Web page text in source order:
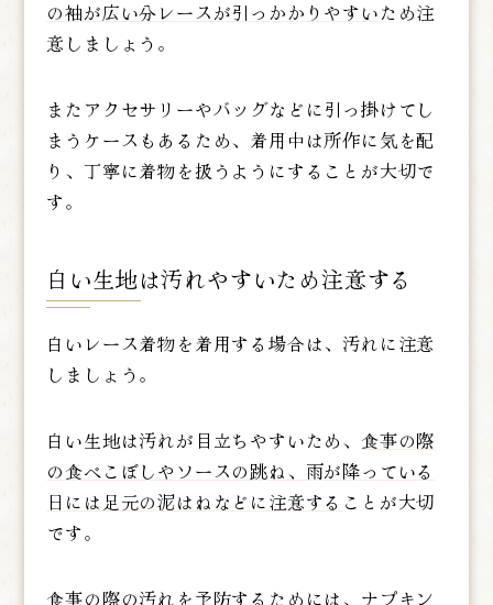
の袖が広い分レースが引っかかりやすいため注
意しましょう。
またアクセサリーやバッグなどに引っ掛けてし
まうケースもあるため、着用中は所作に気を配
り、丁寧に着物を扱うようにすることが大切で
す。
白い生地は汚れやすいため注意する
白いレース着物を着用する場合は、汚れに注意
しましょう。
白い生地は汚れが目立ちやすいため、食事の際
の食べこぼしやソースの跳ね、雨が降っている
日には足元の泥はねなどに注意する ことが大切
です。
食事の際の汚れを予防するためには、ナプキン